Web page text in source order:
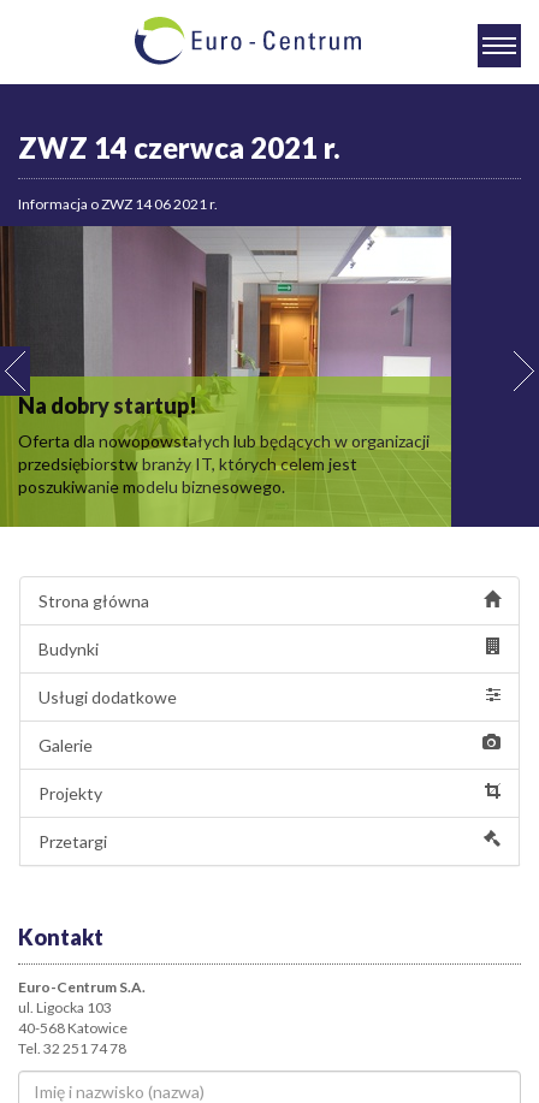
ZWZ 14 czerwca 2021 r.
Informacja o ZWZ 14 06 2021 r.
Na dobry startup!
Oferta dla nowopowstałych lub będących w organizacji
przedsiębiorstw branży IT, których celem jest
poszukiwanie modelu biznesowego.
Strona główna
Budynki
Usługi dodatkowe
Galerie
Projekty
Przetargi
Kontakt
Euro-Centrum S.A.
ul. Ligocka 103
40-568 Katowice
Tel. 32 251 74 78